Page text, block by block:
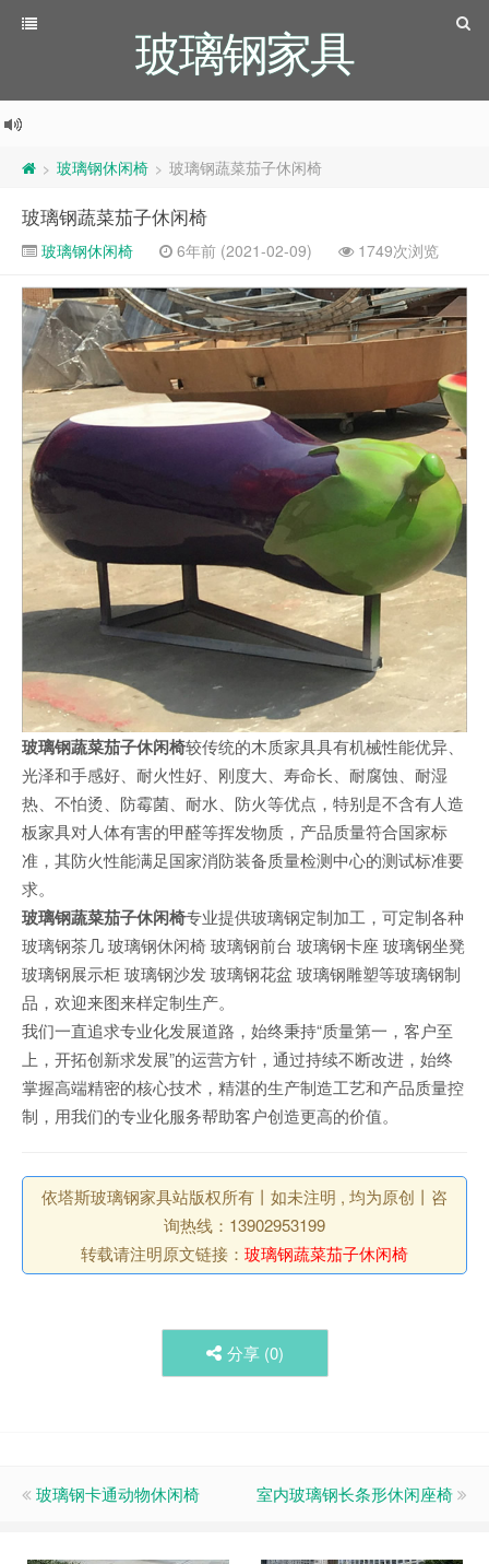
玻璃钢家具
> 玻璃钢休闲椅 > 玻璃钢蔬菜茄子休闲椅
玻璃钢蔬菜茄子休闲椅
玻璃钢休闲椅 6年前 (2021-02-09) 1749次浏览
玻璃钢蔬菜茄子休闲椅较传统的木质家具具有机械性能优异、
光泽和手感好、耐火性好、刚度大、寿命长、耐腐蚀、耐湿
热、不怕烫、防霉菌、耐水、防火等优点，特别是不含有人造
板家具对人体有害的甲醛等挥发物质，产品质量符合国家标
准，其防火性能满足国家消防装备质量检测中心的测试标准要
求。
玻璃钢蔬菜茄子休闲椅专业提供玻璃钢定制加工，可定制各种
玻璃钢茶几 玻璃钢休闲椅 玻璃钢前台 玻璃钢卡座 玻璃钢坐凳
玻璃钢展示柜 玻璃钢沙发 玻璃钢花盆 玻璃钢雕塑等玻璃钢制
品，欢迎来图来样定制生产。
我们一直追求专业化发展道路，始终秉持“质量第一，客户至
上，开拓创新求发展”的运营方针，通过持续不断改进，始终
掌握高端精密的核心技术，精湛的生产制造工艺和产品质量控
制，用我们的专业化服务帮助客户创造更高的价值。
依塔斯玻璃钢家具站版权所有丨如未注明 , 均为原创丨咨
询热线：13902953199
转载请注明原文链接： 玻璃钢蔬菜茄子休闲椅
分享 (0)
玻璃钢卡通动物休闲椅 室内玻璃钢长条形休闲座椅